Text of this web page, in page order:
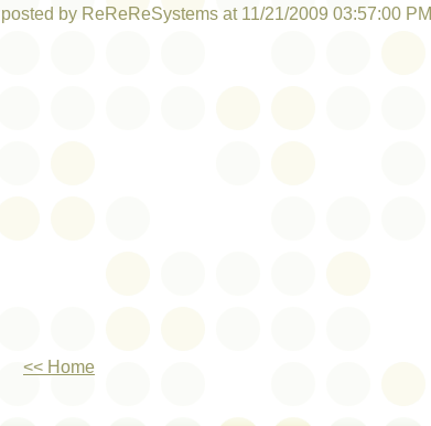
posted by ReReReSystems at 11/21/2009 03:57:00 PM
<< Home